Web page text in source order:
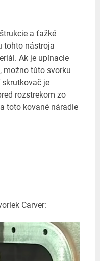
a ťažké
tohto nástroja
Ak je upínacie
možno túto svorku
je
rozstrekom zo
toto kované náradie
Carver: